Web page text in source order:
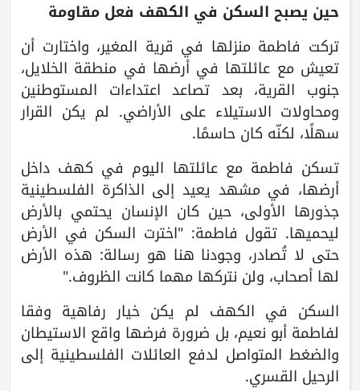
حين يصبح السكن في الكهف فعل مقاومة
تركت فاطمة منزلها في قرية المغير، واختارت أن
تعيش مع عائلتها في أرضها في منطقة الخلايل،
جنوب القرية، بعد تصاعد اعتداءات المستوطنين
ومحاولات الاستيلاء على الأراضي. لم يكن القرار
سهلًا، لكنّه كان حاسمًا.
تسكن فاطمة مع عائلتها اليوم في كهف داخل
أرضها، في مشهد يعيد إلى الذاكرة الفلسطينية
جذورها الأولى، حين كان الإنسان يحتمي بالأرض
ليحميها. تقول فاطمة: "اخترت السكن في الأرض
حتى لا تُصادر، وجودنا هنا هو رسالة: هذه الأرض
لها أصحاب، ولن نتركها مهما كانت الظروف."
السكن في الكهف لم يكن خيار رفاهية وفقا
لفاطمة أبو نعيم، بل ضرورة فرضها واقع الاستيطان
والضغط المتواصل لدفع العائلات الفلسطينية إلى
الرحيل القسري.